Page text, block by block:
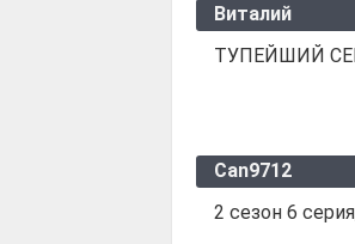
Виталий
ТУПЕЙШИЙ
Can9712
2 сезон 6